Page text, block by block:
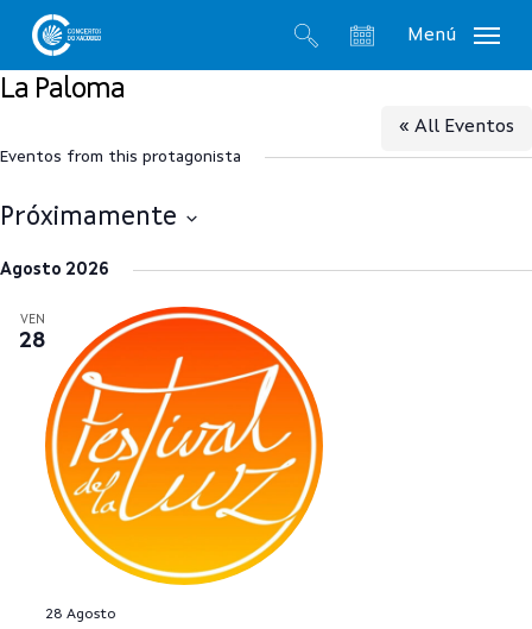
main
Menú
La Paloma
« All Eventos
Eventos from this protagonista
Próximamente
Agosto 2026
VEN
28
28 Agosto